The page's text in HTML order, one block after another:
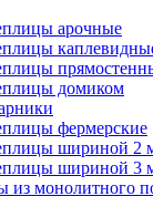
арочные
домиком
фермерские
шириной 2
шириной 3
из монолитного